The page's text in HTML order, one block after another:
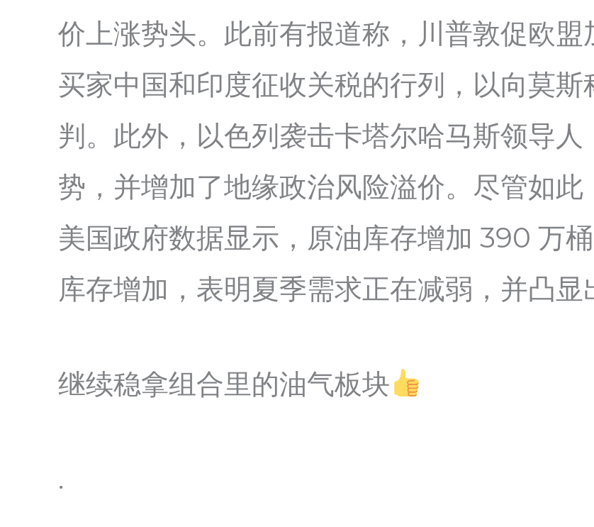
价上涨势头。此前有报道称，川普敦促欧
买家中国和印度征收关税的行列，以向莫
判。此外，以色列袭击卡塔尔哈马斯领导
势，并增加了地缘政治风险溢价。尽管如
美国政府数据显示，原油库存增加 390 万
库存增加，表明夏季需求正在减弱，并凸显
继续稳拿组合里的油气板块
.